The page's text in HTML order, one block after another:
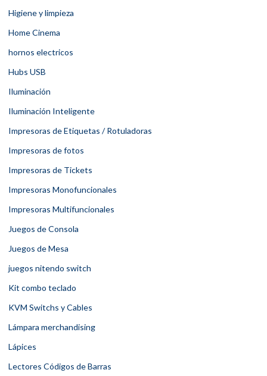
Higiene y limpieza
Home Cinema
hornos electricos
Hubs USB
Iluminación
Iluminación Inteligente
Impresoras de Etiquetas / Rotuladoras
Impresoras de fotos
Impresoras de Tickets
Impresoras Monofuncionales
Impresoras Multifuncionales
Juegos de Consola
Juegos de Mesa
juegos nitendo switch
Kit combo teclado
KVM Switchs y Cables
Lámpara merchandising
Lápices
Lectores Códigos de Barras